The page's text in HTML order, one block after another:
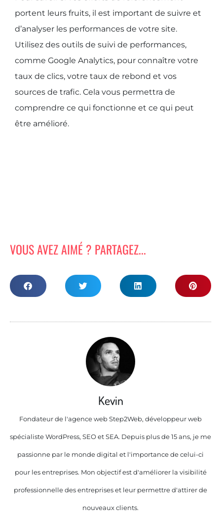
portent leurs fruits, il est important de suivre et
d’analyser les performances de votre site.
Utilisez des outils de suivi de performances,
comme Google Analytics, pour connaître votre
taux de clics, votre taux de rebond et vos
sources de trafic. Cela vous permettra de
comprendre ce qui fonctionne et ce qui peut
être amélioré.
VOUS AVEZ AIMÉ ? PARTAGEZ...
Kevin
Fondateur de l'agence web Step2Web, développeur web
spécialiste WordPress, SEO et SEA. Depuis plus de 15 ans, je me
passionne par le monde digital et l'importance de celui-ci
pour les entreprises. Mon objectif est d'améliorer la visibilité
professionnelle des entreprises et leur permettre d'attirer de
nouveaux clients.